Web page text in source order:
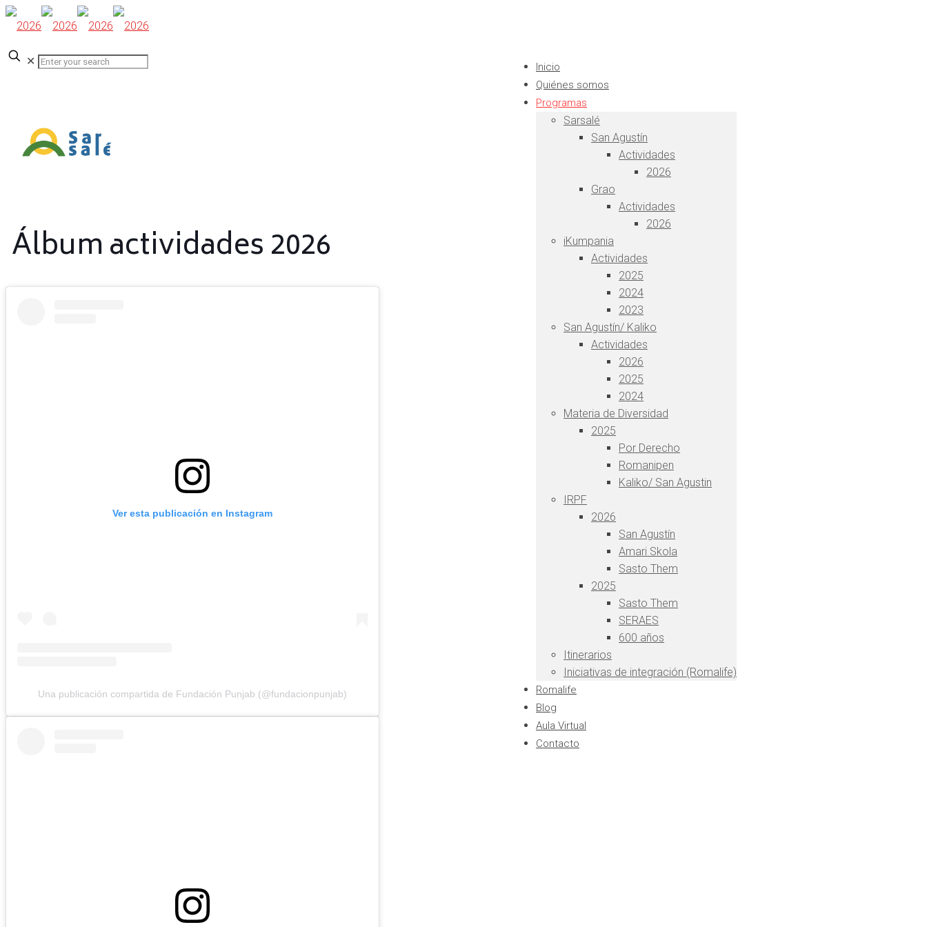
Inicio
Quiénes somos
Programas
Sarsalé
San Agustín
Actividades
2026
Grao
Actividades
2026
iKumpania
Actividades
2025
2024
2023
San Agustín/ Kaliko
Actividades
2026
2025
2024
Materia de Diversidad
2025
Por Derecho
Romanipen
Kaliko/ San Agustin
IRPF
2026
San Agustín
Amari Skola
Sasto Them
2025
Sasto Them
SERAES
600 años
Itinerarios
Iniciativas de integración (Romalife)
Romalife
Blog
Aula Virtual
Contacto
✕
Álbum actividades 2026
Ver esta publicación en Instagram
Una publicación compartida de Fundación Punjab (@fundacionpunjab)